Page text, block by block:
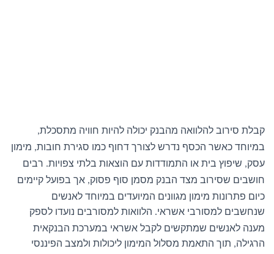
קבלת סירוב להלוואה מהבנק יכולה להיות חוויה מתסכלת,
במיוחד כאשר הכסף נדרש לצורך דחוף כמו סגירת חובות, מימון
עסק, שיפוץ בית או התמודדות עם הוצאות בלתי צפויות. רבים
חושבים שסירוב מצד הבנק מסמן סוף פסוק, אך בפועל קיימים
כיום פתרונות מימון מגוונים המיועדים במיוחד לאנשים
שנחשבים למסורבי אשראי. הלוואות למסורבים נועדו לספק
מענה לאנשים שמתקשים לקבל אשראי במערכת הבנקאית
הרגילה, תוך התאמת מסלול המימון ליכולות ולמצב הפיננסי